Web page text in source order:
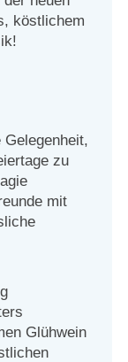
köstlichem
zu
mit
Glühwein